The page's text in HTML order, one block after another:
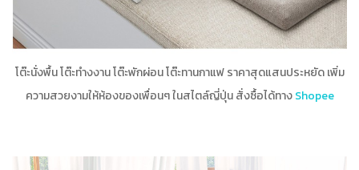
โต๊ะนั่งพื้น โต๊ะทำงงาน โต๊ะพักผ่อน โต๊ะทานกาแฟ ราคาสุดแสนประหยัด เพิ่ม
ความสวยงามให้ห้องของเพื่อนๆ ในสไตล์ญี่ปุ่น สั่งซื้อได้ทางShopee